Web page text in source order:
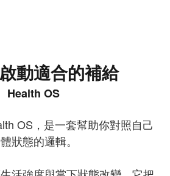
動適合的補給
Health OS
OS，是一套幫助你對照自己
狀態的邏輯。